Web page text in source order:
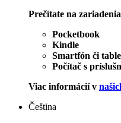
Prečítate na
Pocketbook
Kindle
Smartfón či
Počítač s
Viac informácií v
Čeština